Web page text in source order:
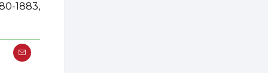
1883,